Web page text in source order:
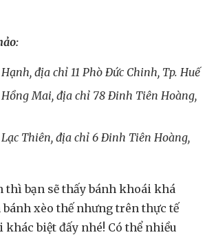
địa chỉ 11 Phò Đức Chinh, Tp. Huế
Mai, địa chỉ 78 Đinh Tiên Hoàng,
Thiên, địa chỉ 6 Đinh Tiên Hoàng,
thì bạn sẽ thấy bánh khoái khá
xèo thế nhưng trên thực tế
khác biệt đấy nhé! Có thể nhiều